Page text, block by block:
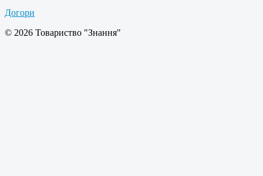
Догори
© 2026 Товариство "Знання"